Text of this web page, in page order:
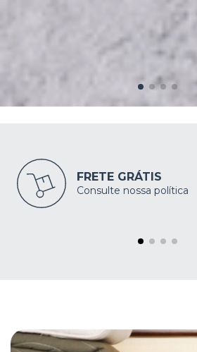
FRETE GRÁTIS
Consulte nossa política